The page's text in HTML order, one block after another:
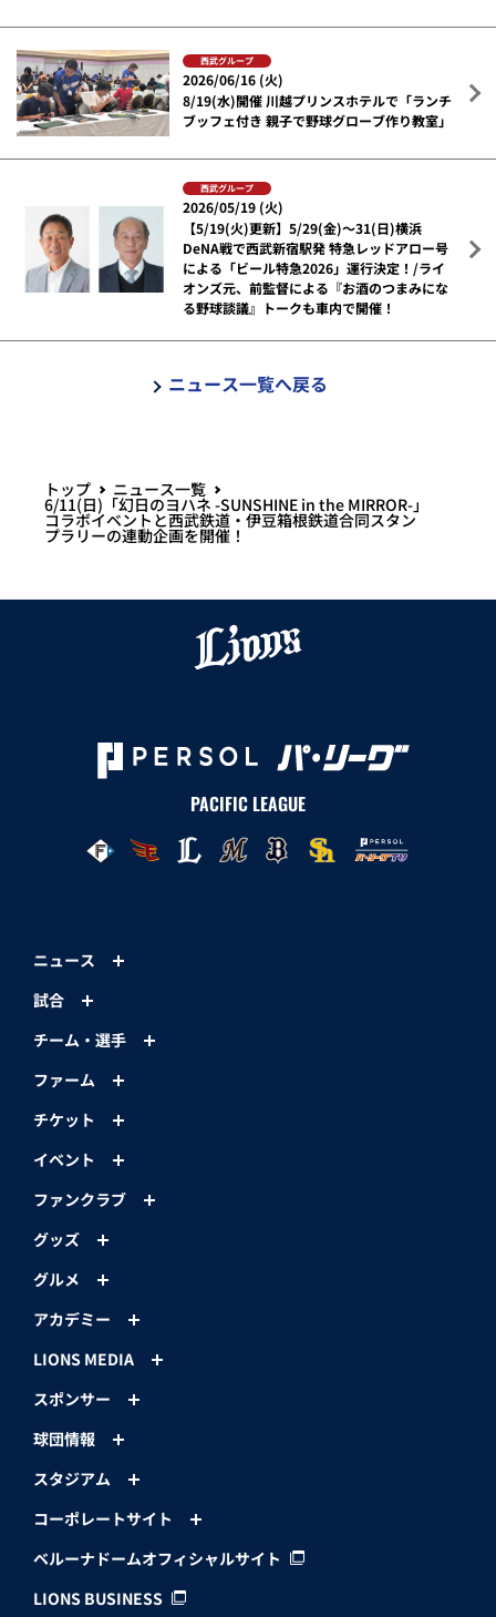
西武グループ
2026/06/16 (火)
8/19(水)開催 川越プリンスホテルで「ランチ
ブッフェ付き 親子で野球グローブ作り教室」
西武グループ
2026/05/19 (火)
【5/19(火)更新】5/29(金)～31(日)横浜
DeNA戦で西武新宿駅発 特急レッドアロー号
による「ビール特急2026」運行決定！/ライ
オンズ元、前監督による『お酒のつまみにな
る野球談議』トークも車内で開催！
ニュース一覧へ戻る
トップ ニュース一覧
6/11(日)「幻日のヨハネ -SUNSHINE in the MIRROR-」
コラボイベントと西武鉄道・伊豆箱根鉄道合同スタン
プラリーの連動企画を開催！
PACIFIC LEAGUE
ニュース
試合
チーム・選手
ファーム
チケット
イベント
ファンクラブ
グッズ
グルメ
アカデミー
LIONS MEDIA
スポンサー
球団情報
スタジアム
コーポレートサイト
ベルーナドームオフィシャルサイト
LIONS BUSINESS